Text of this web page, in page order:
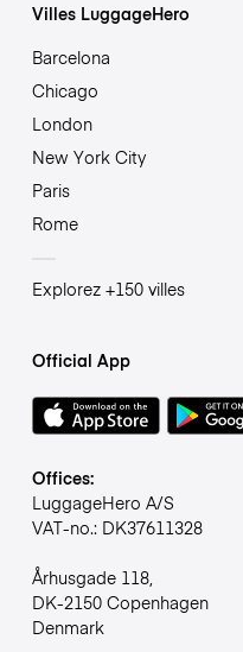
Villes LuggageHero
Barcelona
Chicago
London
New York City
Paris
Rome
Explorez +150 villes
Official App
Offices:
LuggageHero A/S
VAT-no.: DK37611328
Århusgade 118,
DK-2150 Copenhagen
Denmark